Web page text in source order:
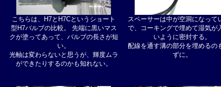
こちらは、H7とH7Cというショート
型H7バルブの比較。 先端に黒いマス
クが塗ってあって、バルブの長さが短
い。
光軸は変わらないと思うが、輝度ムラ
ができたりするのかも知れない。
スペーサーは中が空洞になって
で、コーキングで埋めて湿気が
いように密封する。
配線を通す溝の部分を埋めるの
ずに。